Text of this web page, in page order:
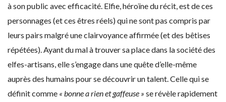
à son public avec efficacité. Elfie, héroïne du récit, est de ces
personnages (et ces êtres réels) qui ne sont pas compris par
leurs pairs malgré une clairvoyance affirmée (et des bêtises
répétées). Ayant du mal à trouver sa place dans la société des
elfes-artisans, elle s’engage dans une quête d’elle-même
auprès des humains pour se découvrir un talent. Celle qui se
définit comme « bonne a rien et gaffeuse » se révèle rapidement